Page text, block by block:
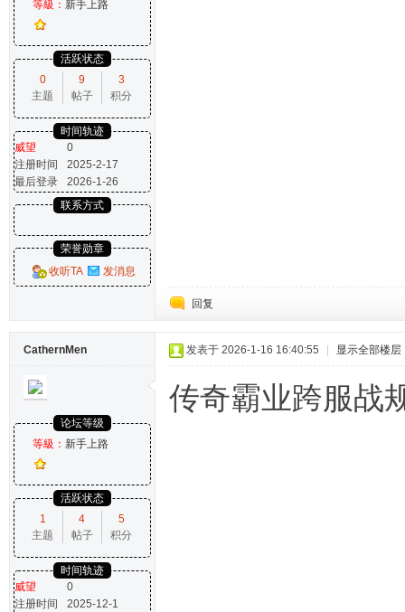
等級： 新手上路
活跃状态
0
主题
9
帖子
3
积分
时间轨迹
威望
0
注册时间
2025-2-17
最后登录
2026-1-26
联系方式
荣誉勋章
收听TA
发消息
回复
CathernMen
论坛等级
等級： 新手上路
活跃状态
1
主题
4
帖子
5
积分
时间轨迹
威望
0
注册时间
2025-12-1
发表于 2026-1-16 16:40:55 显示全部楼层
传奇霸业跨服战